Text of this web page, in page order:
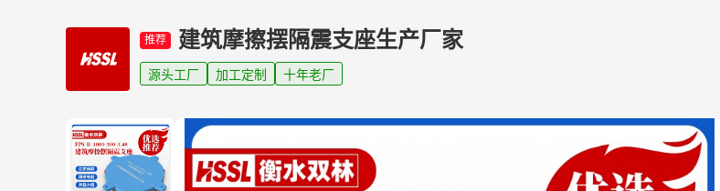
推荐 建筑摩擦摆隔震支座生产厂家
源头工厂 加工定制 十年老厂